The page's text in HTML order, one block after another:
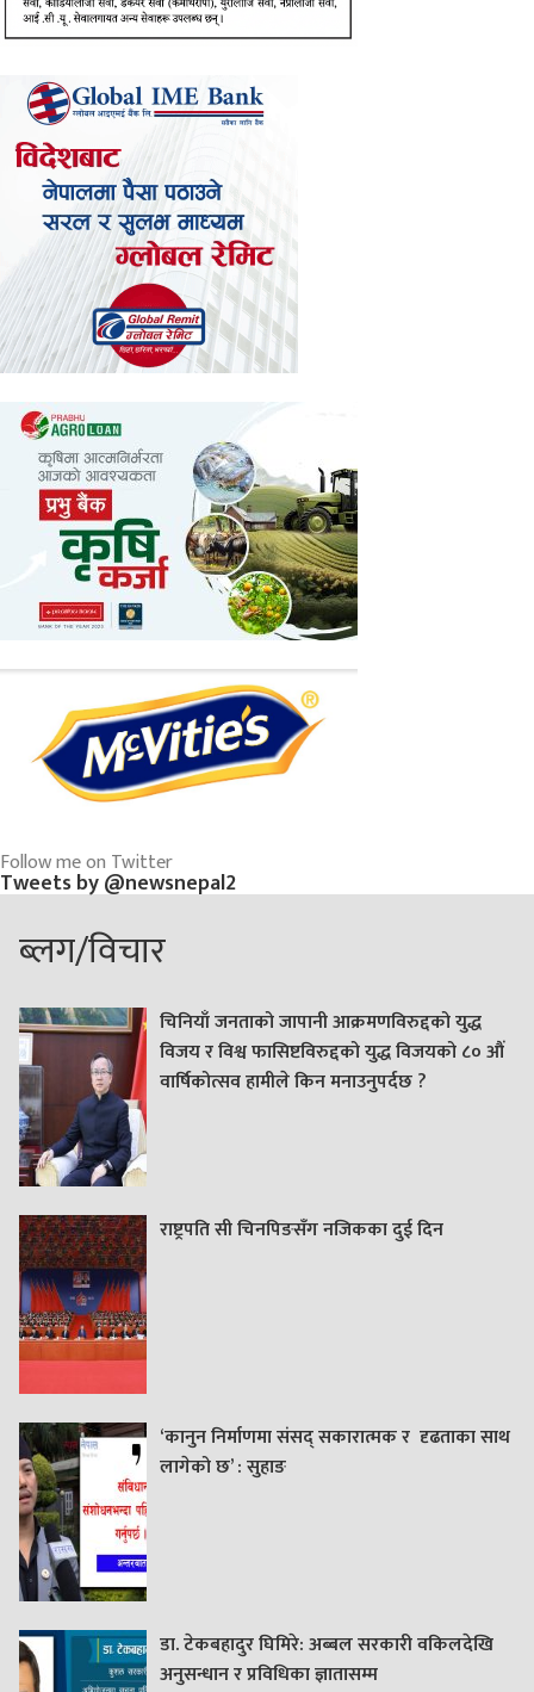
Follow me on Twitter
Tweets by @newsnepal2
ब्लग/विचार
चिनियाँ जनताको जापानी आक्रमणविरुद्दको युद्ध
विजय र विश्व फासिष्टविरुद्दको युद्ध विजयको ८० औं
वार्षिकोत्सव हामीले किन मनाउनुपर्दछ ?
राष्ट्रपति सी चिनपिङसँग नजिकका दुई दिन
‘कानुन निर्माणमा संसद् सकारात्मक र दृढताका साथ
लागेको छ’ : सुहाङ
डा. टेकबहादुर घिमिरे: अब्बल सरकारी वकिलदेखि
अनुसन्धान र प्रविधिका ज्ञातासम्म